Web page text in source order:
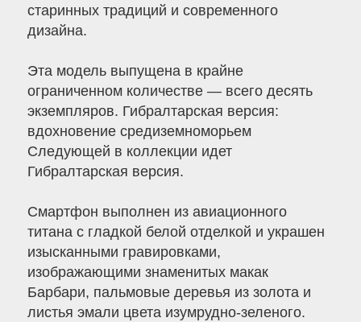
старинных традиций и современного
дизайна.
Эта модель выпущена в крайне
ограниченном количестве — всего десять
экземпляров. Гибралтарская версия:
вдохновение средиземноморьем
Следующей в коллекции идет
Гибралтарская версия.
Смартфон выполнен из авиационного
титана с гладкой белой отделкой и украшен
изысканными гравировками,
изображающими знаменитых макак
Барбари, пальмовые деревья из золота и
листья эмали цвета изумрудно-зеленого.